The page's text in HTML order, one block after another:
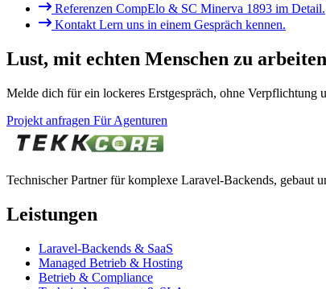
Referenzen CompElo & SC Minerva 1893 im Detail.
Kontakt Lern uns in einem Gespräch kennen.
Lust, mit echten Menschen zu
Melde dich für ein lockeres Erstgespräch, ohne Verpflichtung
Projekt anfragen Für Agenturen
Technischer Partner für komplexe Laravel-Backends,
Leistungen
Laravel-Backends & SaaS
Managed Betrieb & Hosting
Betrieb & Compliance